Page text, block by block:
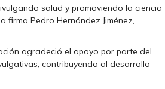
salud y promoviendo la ciencia
firma Pedro Hernández Jiménez,
agradeció el apoyo por parte del
contribuyendo al desarrollo